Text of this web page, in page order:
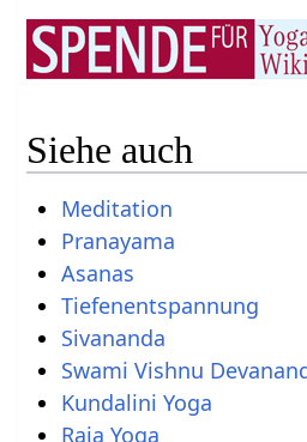
Siehe auch
Meditation
Pranayama
Asanas
Tiefenentspannung
Sivananda
Swami Vishnu
Kundalini Yoga
Raja Yoga